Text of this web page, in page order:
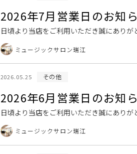
2026年7月営業日のお知
日頃より当店をご利用いただき誠にあり
しては下記一覧表をご覧ください。 WEB
ミュージックサロン瑞江
2026.05.25 その他
2026年6月営業日のお知
日頃より当店をご利用いただき誠にあり
しては下記一覧表をご覧ください。 ＊営業
ミュージックサロン瑞江